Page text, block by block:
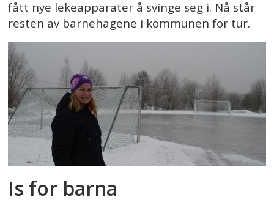
fått nye lekeapparater å svinge seg i. Nå står
resten av barnehagene i kommunen for tur.
Is for barna